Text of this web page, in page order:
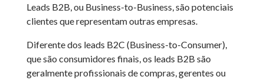
Leads B2B, ou Business-to-Business, são potenciais
clientes que representam outras empresas.
Diferente dos leads B2C (Business-to-Consumer),
que são consumidores finais, os leads B2B são
geralmente profissionais de compras, gerentes ou